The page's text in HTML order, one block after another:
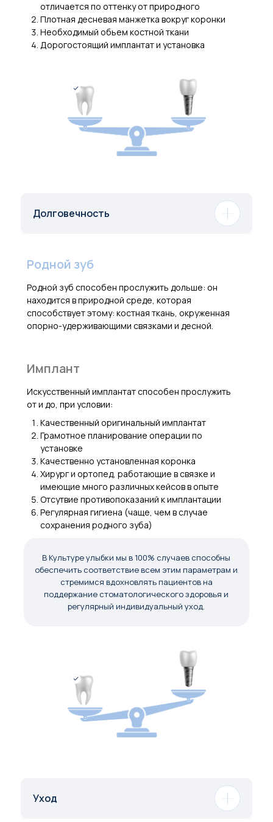
отличается по оттенку от природного
Плотная десневая манжетка вокруг коронки
Необходимый обьем костной ткани
Дорогостоящий имплантат и установка
Долговечность
Качественный оригинальный имплантат
Грамотное планирование операции по
установке
Качественно установленная коронка
Хирург и ортопед, работающие в связке и
имеющие много различных кейсов в опыте
Отсутвие противопоказаний к имплантации
Регулярная гигиена (чаще, чем в случае
сохранения родного зуба)
Искусственный имплантат способен прослужить
от и до, при условии:
Имплант
Родной зуб
Родной зуб способен прослужить дольше: он
находится в природной среде, которая
способствует этому: костная ткань, окруженная
опорно-удерживающими связками и десной.
В Культуре улыбки мы в 100% случаев способны
обеспечить соответствие всем этим параметрам и
стремимся вдохновлять пациентов на
поддержание стоматологического здоровья и
регулярный индивидуальный уход.
Уход